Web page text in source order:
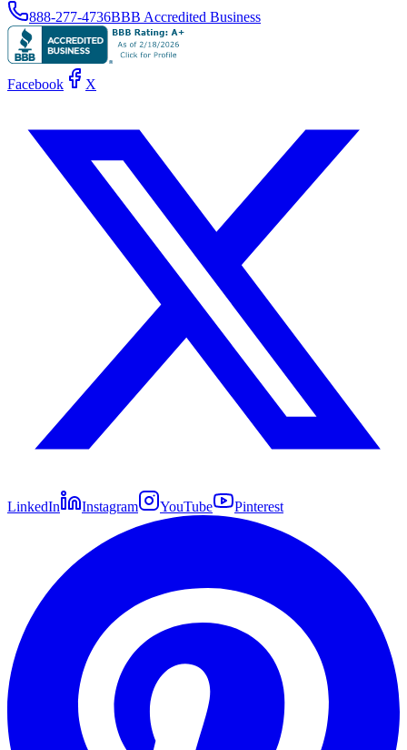
888-277-4736BBB Accredited Business
Facebook X
LinkedIn Instagram YouTube Pinterest